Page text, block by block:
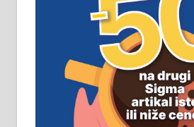
ПОСЛОВНИ
Рудник и флотација
д.о.о. Рудник
помоћника рудара.
Основна школа,